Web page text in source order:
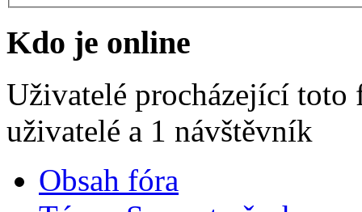
Kdo je online
Uživatelé procházející
uživatelé a 1 návštěvník
Obsah fóra